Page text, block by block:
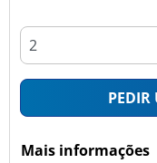
PEDIR
Mais informações